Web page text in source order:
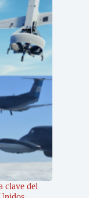
clave del